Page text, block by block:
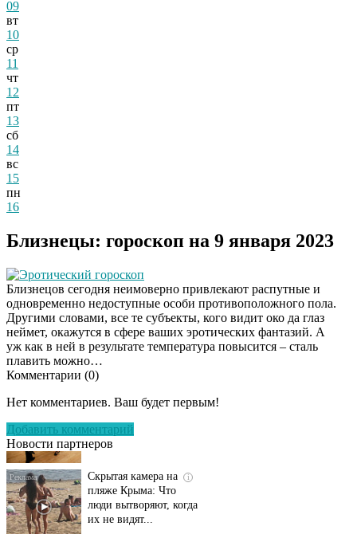
09
вт
10
ср
11
чт
12
пт
13
сб
14
вс
15
пн
16
Близнецы: гороскоп на 9 января 2023
Эротический гороскоп
Близнецов сегодня неимоверно привлекают распутные и
одновременно недоступные особи противоположного пола.
Другими словами, все те субъекты, кого видит око да глаз
неймет, окажутся в сфере ваших эротических фантазий. А
уж как в ней в результате температура повысится – сталь
плавить можно…
Комментарии (0)
Нет комментариев. Ваш будет первым!
Добавить комментарий
Новости партнеров
Ролик длится
смеяться вы будете
долго
пляже Крыма: Что
люди вытворяют, когда
их не видят...